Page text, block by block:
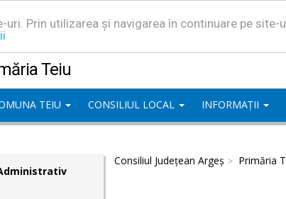
Prin utilizarea și navigarea în continuare pe
Teiu
TEIU CONSILIUL LOCAL INFORMAȚII
Consiliul Județean Argeș Primăria